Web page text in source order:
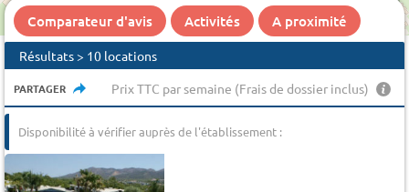
Comparateur d'avis Activités A proximité
Résultats > 10 locations
PARTAGER Prix TTC par semaine (Frais de dossier inclus)
Disponibilité à vérifier auprès de l'établissement :